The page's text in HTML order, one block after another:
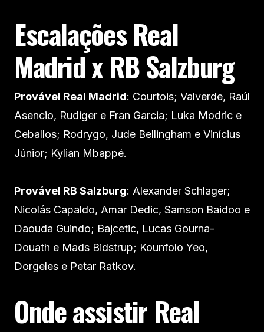
Escalações Real
Madrid x RB Salzburg
Provável Real Madrid: Courtois; Valverde, Raúl
Asencio, Rudiger e Fran Garcia; Luka Modric e
Ceballos; Rodrygo, Jude Bellingham e Vinícius
Júnior; Kylian Mbappé.
Provável RB Salzburg: Alexander Schlager;
Nicolás Capaldo, Amar Dedic, Samson Baidoo e
Daouda Guindo; Bajcetic, Lucas Gourna-
Douath e Mads Bidstrup; Kounfolo Yeo,
Dorgeles e Petar Ratkov.
Onde assistir Real